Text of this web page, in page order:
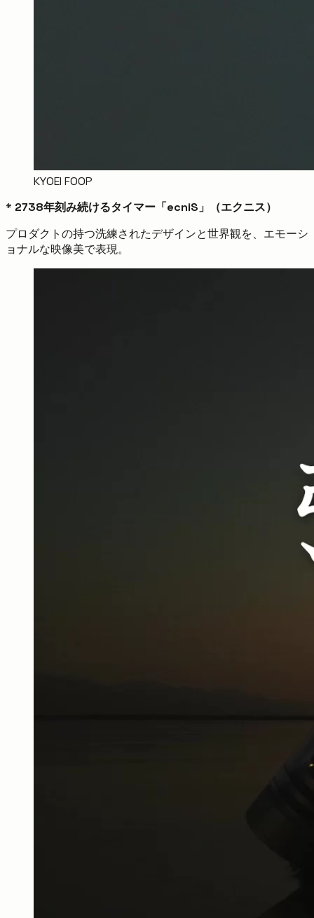
KYOEI FOOP
* 2738年刻み続けるタイマー「ecniS」（エクニス）
プロダクトの持つ洗練されたデザインと世界観を、エモーシ
ョナルな映像美で表現。